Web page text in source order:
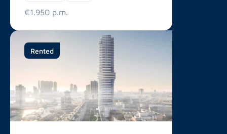
€1.950 p.m.
Rented